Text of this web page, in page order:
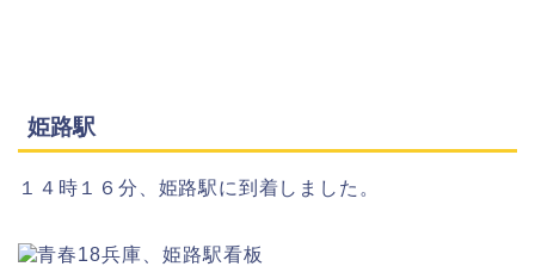
姫路駅
１４時１６分、姫路駅に到着しました。